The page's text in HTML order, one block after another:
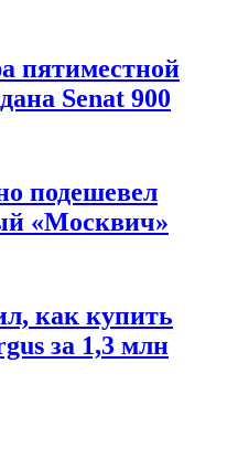
пятиместной
Senat 900
подешевел
«Москвич»
как купить
за 1,3 млн